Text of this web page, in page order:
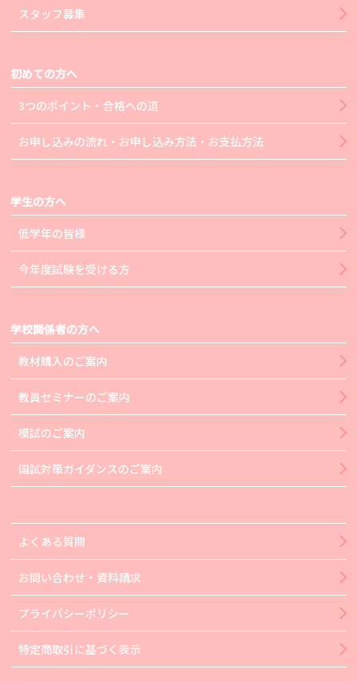
スタッフ募集
初めての方へ
3つのポイント・合格への道
お申し込みの流れ・お申し込み方法・お支払方法
学生の方へ
低学年の皆様
今年度試験を受ける方
学校関係者の方へ
教材購入のご案内
教員セミナーのご案内
模試のご案内
国試対策ガイダンスのご案内
よくある質問
お問い合わせ・資料請求
プライバシーポリシー
特定商取引に基づく表示